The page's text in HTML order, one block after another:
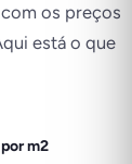
os preços
está o que
m2